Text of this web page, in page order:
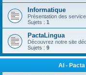
Informatique
Présentation des
Sujets : 1
PactaLingua
Découvrez notre site
Sujets : 9
AI -